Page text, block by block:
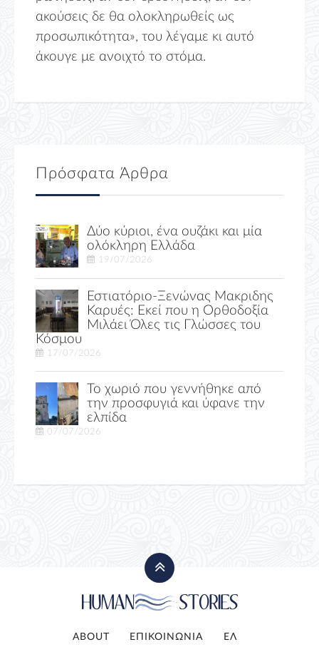
ακούσεις δε θα ολοκληρωθείς ως
προσωπικότητα», του λέγαμε κι αυτό
άκουγε με ανοιχτό το στόμα.
Πρόσφατα Άρθρα
Δύο κύριοι, ένα ουζάκι και μία
ολόκληρη Ελλάδα
19/07/2026
Εστιατόριο-Ξενώνας Μακριδης
Καρυές: Εκεί που η Ορθοδοξία
Μιλάει Όλες τις Γλώσσες του
Κόσμου
17/07/2026
Το χωριό που γεννήθηκε από
την προσφυγιά και ύφανε την
ελπίδα
07/07/2026
ABOUT ΕΠΙΚΟΙΝΩΝΙΑ ΕΛ